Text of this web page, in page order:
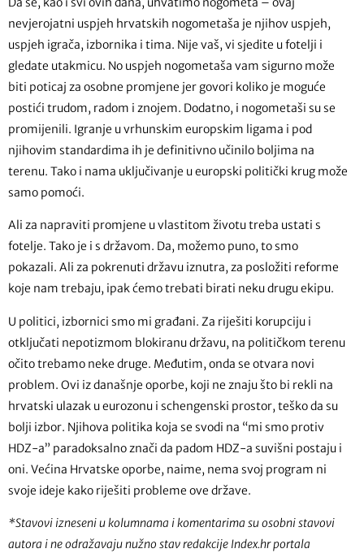
nevjerojatni uspjeh hrvatskih nogometaša je njihov uspjeh,
uspjeh igrača, izbornika i tima. Nije vaš, vi sjedite u fotelji i
gledate utakmicu. No uspjeh nogometaša vam sigurno može
biti poticaj za osobne promjene jer govori koliko je moguće
postići trudom, radom i znojem. Dodatno, i nogometaši su se
promijenili. Igranje u vrhunskim europskim ligama i pod
njihovim standardima ih je definitivno učinilo boljima na
terenu. Tako i nama uključivanje u europski politički krug može
samo pomoći.
Ali za napraviti promjene u vlastitom životu treba ustati s
fotelje. Tako je i s državom. Da, možemo puno, to smo
pokazali. Ali za pokrenuti državu iznutra, za posložiti reforme
koje nam trebaju, ipak ćemo trebati birati neku drugu ekipu.
U politici, izbornici smo mi građani. Za riješiti korupciju i
otključati nepotizmom blokiranu državu, na političkom terenu
očito trebamo neke druge. Međutim, onda se otvara novi
problem. Ovi iz današnje oporbe, koji ne znaju što bi rekli na
hrvatski ulazak u eurozonu i schengenski prostor, teško da su
bolji izbor. Njihova politika koja se svodi na “mi smo protiv
HDZ-a” paradoksalno znači da padom HDZ-a suvišni postaju i
oni. Većina Hrvatske oporbe, naime, nema svoj program ni
svoje ideje kako riješiti probleme ove države.
*Stavovi izneseni u kolumnama i komentarima su osobni stavovi
autora i ne odražavaju nužno stav redakcije Index.hr portala